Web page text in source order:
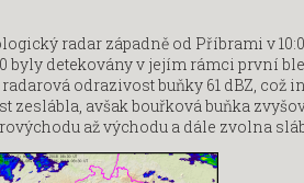
radar západně od Příbrami v
byly detekovány v jejím rámci první
odrazivost buňky 61 dBZ,
zeslábla, avšak bouřková buňka
až východu a dále zvolna